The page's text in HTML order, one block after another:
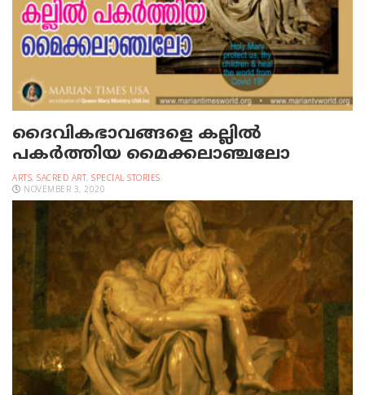
ദൈവികഭാവങ്ങളെ കല്ലില്‍
പകര്‍ത്തിയ മൈക്കലാഞ്ചലോ
ARTS, SACRED ART, SPECIAL STORIES
NOVEMBER 3, 2020